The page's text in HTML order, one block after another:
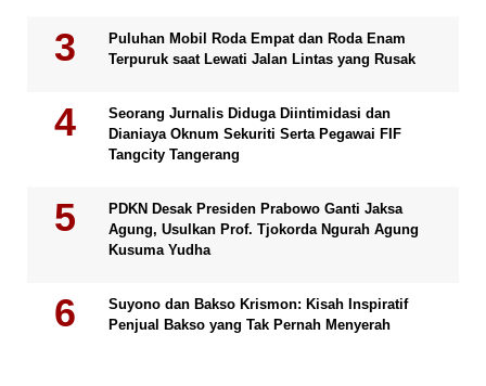
Puluhan Mobil Roda Empat dan Roda Enam
Terpuruk saat Lewati Jalan Lintas yang Rusak
Seorang Jurnalis Diduga Diintimidasi dan
Dianiaya Oknum Sekuriti Serta Pegawai FIF
Tangcity Tangerang
PDKN Desak Presiden Prabowo Ganti Jaksa
Agung, Usulkan Prof. Tjokorda Ngurah Agung
Kusuma Yudha
Suyono dan Bakso Krismon: Kisah Inspiratif
Penjual Bakso yang Tak Pernah Menyerah